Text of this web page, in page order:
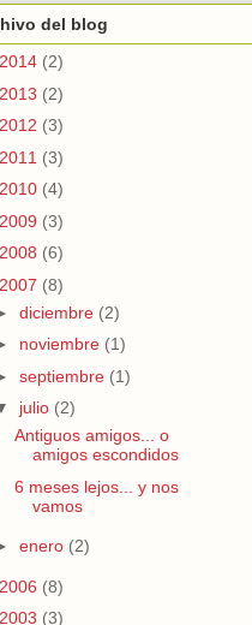
del blog
2014 (2)
2013 (2)
2012 (3)
2011 (3)
2010 (4)
2009 (3)
2008 (6)
2007 (8)
diciembre (2)
noviembre (1)
septiembre (1)
julio (2)
Antiguos amigos... o
amigos escondidos
6 meses lejos... y nos
vamos
enero (2)
2006 (8)
2003 (3)